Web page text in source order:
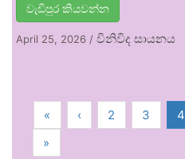
වැඩිපුර කියවන්න
April 25, 2026 / විනිවිද සායනය
« ‹ 2 3 4
»